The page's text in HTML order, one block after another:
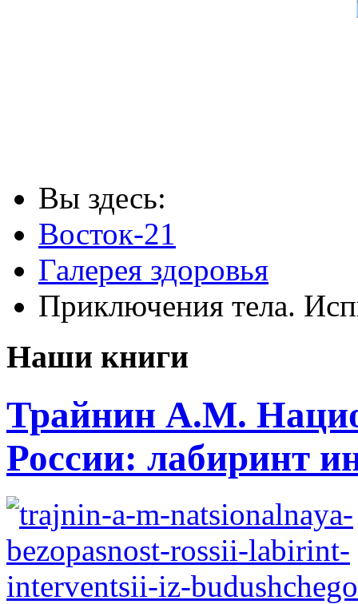
Вы здесь:
Восток-21
Галерея здоровья
Приключения тела.
Наши книги
Трайнин А.М.
России: лабиринт